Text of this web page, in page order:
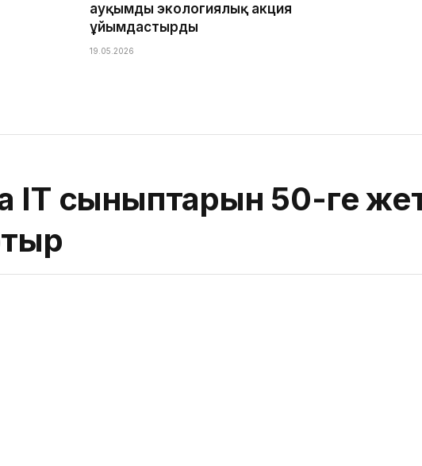
ауқымды экологиялық акция
ұйымдастырды
19.05.2026
сыныптарын 50-ге